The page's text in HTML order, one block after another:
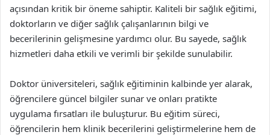
açısından kritik bir öneme sahiptir. Kaliteli bir sağlık eğitimi,
doktorların ve diğer sağlık çalışanlarının bilgi ve
becerilerinin gelişmesine yardımcı olur. Bu sayede, sağlık
hizmetleri daha etkili ve verimli bir şekilde sunulabilir.
Doktor üniversiteleri, sağlık eğitiminin kalbinde yer alarak,
öğrencilere güncel bilgiler sunar ve onları pratikte
uygulama fırsatları ile buluşturur. Bu eğitim süreci,
öğrencilerin hem klinik becerilerini geliştirmelerine hem de